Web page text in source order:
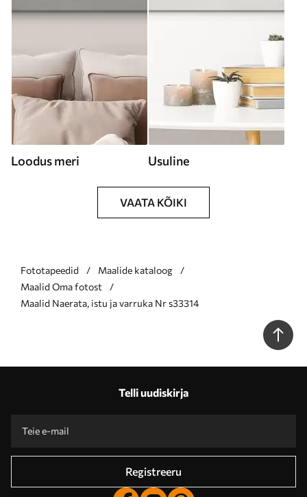
Loodus meri Usuline
VAATA KÕIKI
Fototapeedid
Maalide kataloog
Maalid Oma fotost
Maalid Naerata, istu ja varruka Nr s33314
Telli uudiskirja
Registreeru